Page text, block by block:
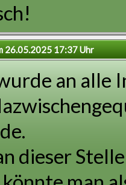
26.05.2025 17:37 Uhr
an alle
dieser